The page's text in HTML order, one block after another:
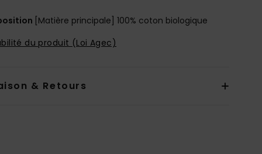
[Matière principale] 100% coton biologique
du produit (Loi Agec)
& Retours